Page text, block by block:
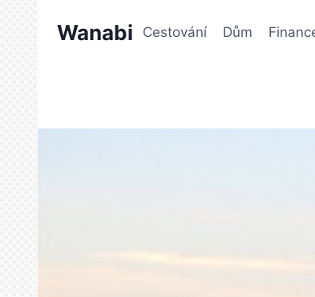
Wanabi Cestování Dům